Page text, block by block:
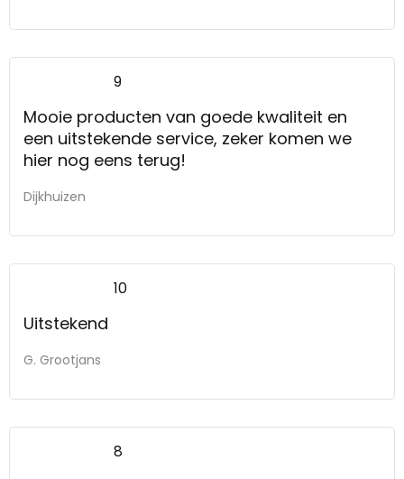
9
Mooie producten van goede kwaliteit en
een uitstekende service, zeker komen we
hier nog eens terug!
Dijkhuizen
10
Uitstekend
G. Grootjans
8